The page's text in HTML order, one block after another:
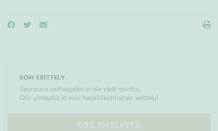
SOVI ESITTELY
Seuraava esittelyaika ei ole vielä sovittu.
Ota yhteyttä ja sovi henkilökohtainen esittely!
OTA YHTEYTTÄ